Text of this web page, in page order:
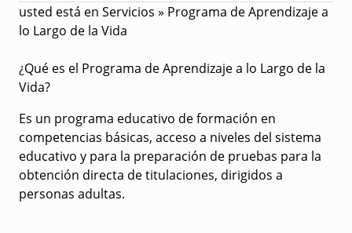
usted está en Servicios » Programa de Aprendizaje a
lo Largo de la Vida
¿Qué es el Programa de Aprendizaje a lo Largo de la
Vida?
Es un programa educativo de formación en
competencias básicas, acceso a niveles del sistema
educativo y para la preparación de pruebas para la
obtención directa de titulaciones, dirigidos a
personas adultas.